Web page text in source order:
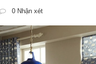
0 Nhận xét